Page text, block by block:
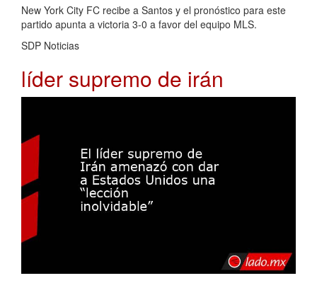
New York City FC recibe a Santos y el pronóstico para este
partido apunta a victoria 3-0 a favor del equipo MLS.
SDP Noticias
líder supremo de irán